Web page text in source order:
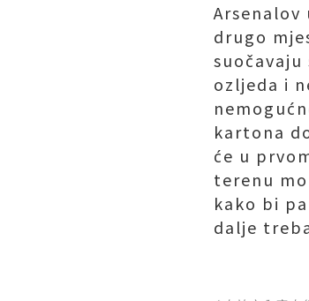
drugo
ozljeda i
kartona
će u
terenu
kako bi
dalje